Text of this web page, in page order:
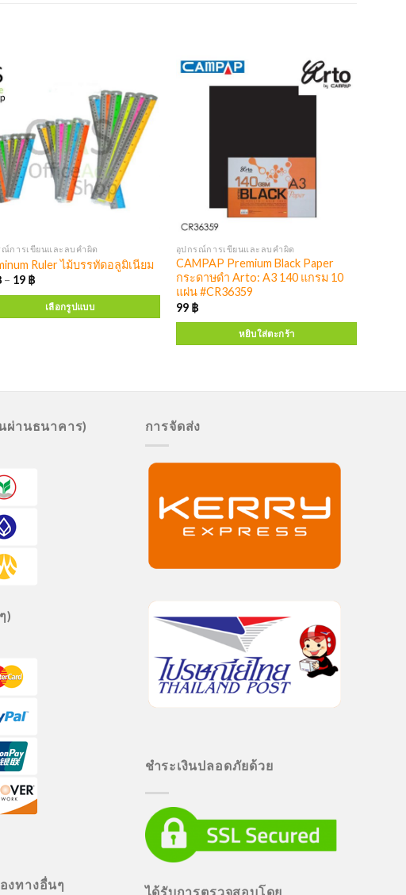
ณ์การเขียนและลบคำผิด
Ruler ไม้บรรทัดอลูมิเนียม
– 19 ฿
เลือกรูปแบบ
อุปกรณ์การเขียนและลบคำผิด
CAMPAP Premium Black Paper
กระดาษดำ Arto: A3 140 แกรม 10
แผ่น #CR36359
99 ฿
หยิบใส่ตะกร้า
ผ่านธนาคาร)
)
งทางอื่นๆ
การจัดส่ง
ชำระเงินปลอดภัยด้วย
ได้รับการตรวจสอบโดย